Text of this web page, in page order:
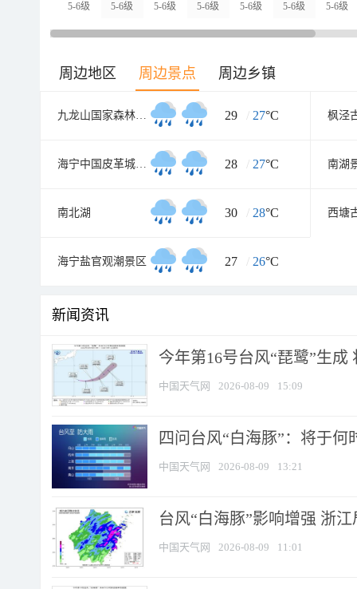
5-6级 5-6级 5-6级 5-6级 5-6级 5-6级 5-6级
周边地区 周边景点 周边乡镇
九龙山国家森林公园 29 / 27°C 枫泾
海宁中国皮革城A座 28 / 27°C 南湖
南北湖 30 / 28°C 西塘
海宁盐官观潮景区 27 / 26°C
新闻资讯
今年第16号台风“琵鹭”生
中国天气网 2026-08-09 15:09
四问台风“白海豚”：将于
中国天气网 2026-08-09 13:21
台风“白海豚”影响增强 浙
中国天气网 2026-08-09 11:01